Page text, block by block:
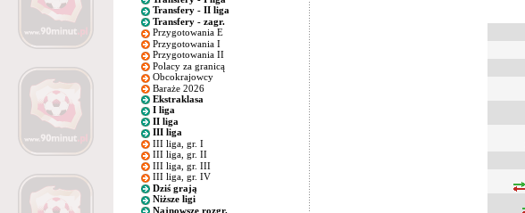
Transfery - II liga
Transfery - zagr.
Przygotowania E
Przygotowania I
Przygotowania II
Polacy za granicą
Obcokrajowcy
Baraże 2026
Ekstraklasa
I liga
II liga
III liga
III liga, gr. I
III liga, gr. II
III liga, gr. III
III liga, gr. IV
Dziś grają
Niższe ligi
Najnowsze rozgr.